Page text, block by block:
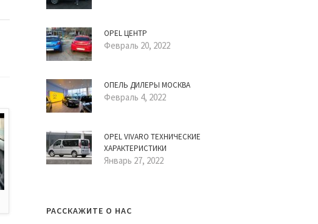
OPEL ЦЕНТР
Февраль 20, 2022
ОПЕЛЬ ДИЛЕРЫ МОСКВА
Февраль 4, 2022
OPEL VIVARO ТЕХНИЧЕСКИЕ
ХАРАКТЕРИСТИКИ
Январь 27, 2022
РАССКАЖИТЕ О НАС